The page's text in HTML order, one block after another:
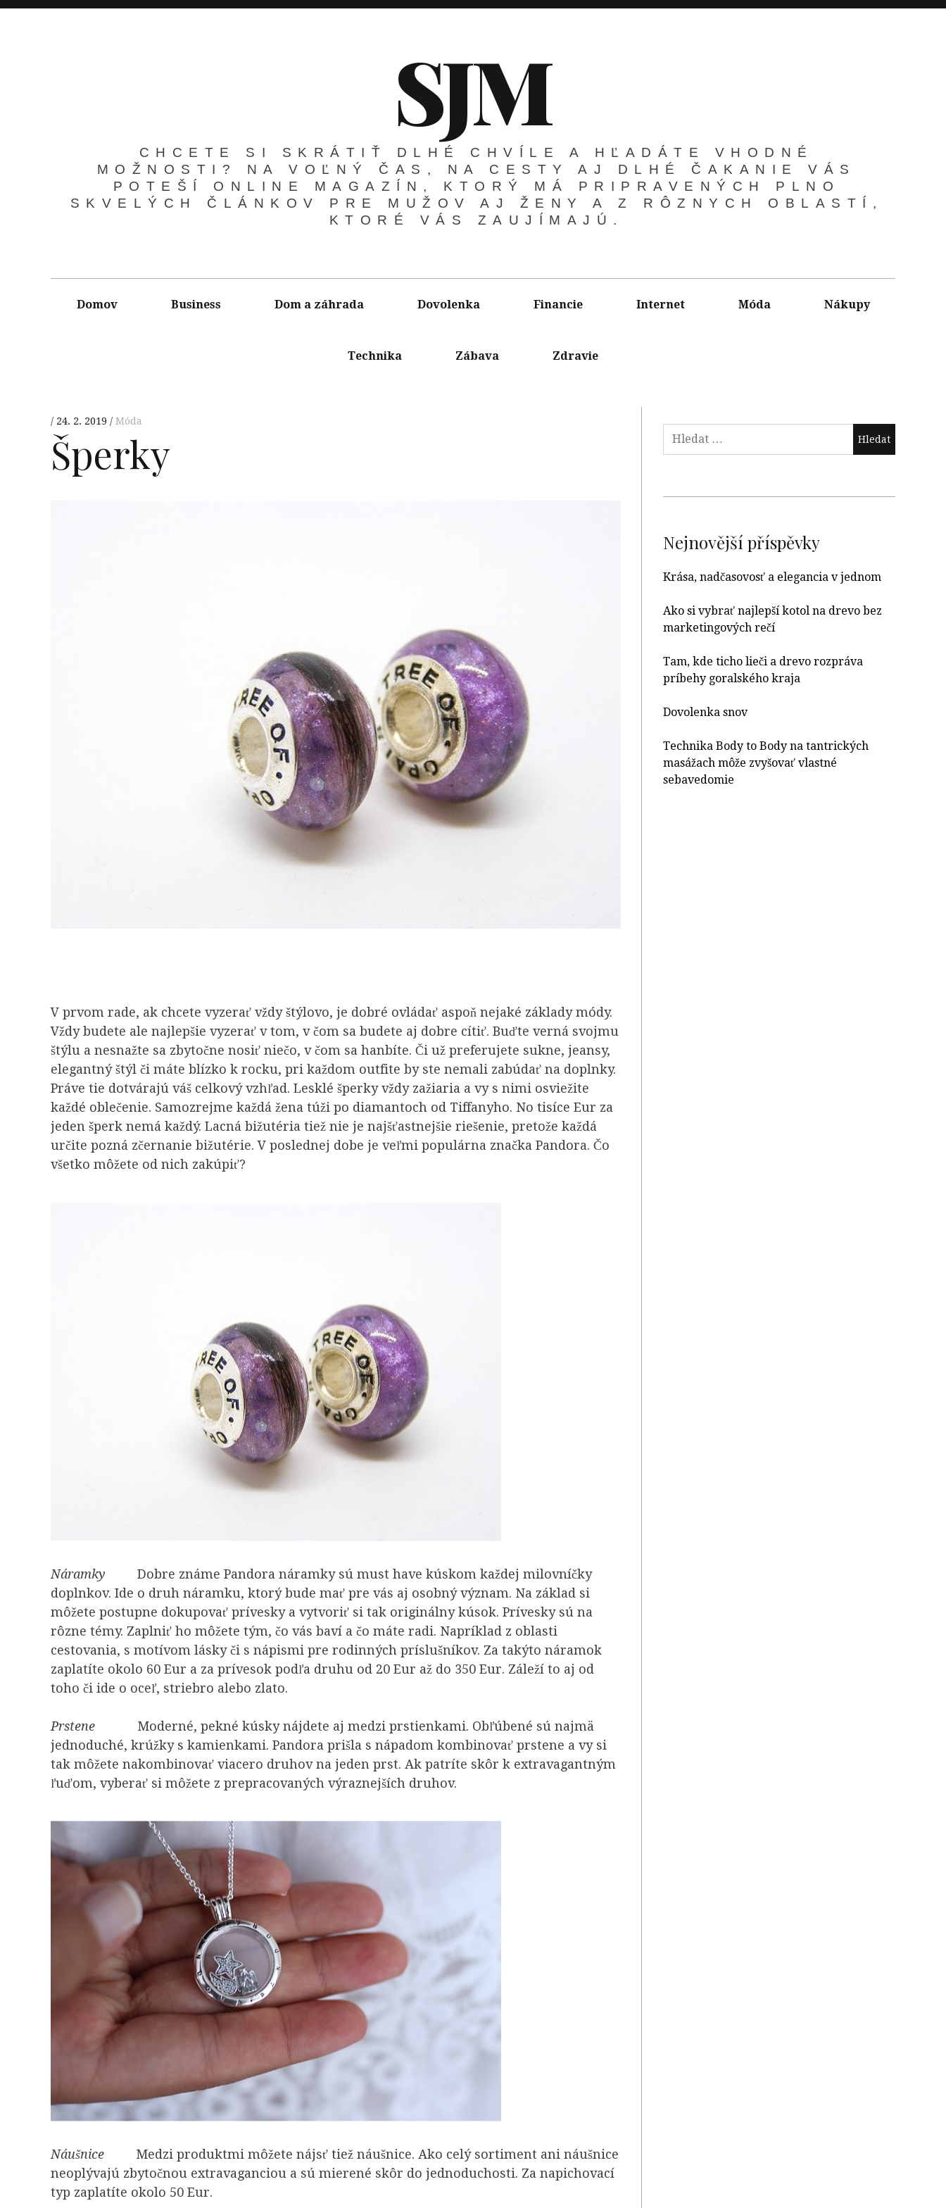
SJM
CHCETE SI SKRÁTIŤ DLHÉ CHVÍLE A HĽADÁTE VHODNÉ
MOŽNOSTI? NA VOĽNÝ ČAS, NA CESTY AJ DLHÉ ČAKANIE VÁS
POTEŠÍ ONLINE MAGAZÍN, KTORÝ MÁ PRIPRAVENÝCH PLNO
SKVELÝCH ČLÁNKOV PRE MUŽOV AJ ŽENY A Z RÔZNYCH OBLASTÍ,
KTORÉ VÁS ZAUJÍMAJÚ.
Domov Business Dom a záhrada Dovolenka Financie Internet Móda Nákupy
Technika Zábava Zdravie
24. 2. 2019 Móda
Šperky
V prvom rade, ak chcete vyzerať vždy štýlovo, je dobré ovládať aspoň nejaké základy módy.
Vždy budete ale najlepšie vyzerať v tom, v čom sa budete aj dobre cítiť. Buďte verná svojmu
štýlu a nesnažte sa zbytočne nosiť niečo, v čom sa hanbíte. Či už preferujete sukne, jeansy,
elegantný štýl či máte blízko k rocku, pri každom outfite by ste nemali zabúdať na doplnky.
Práve tie dotvárajú váš celkový vzhľad. Lesklé šperky vždy zažiaria a vy s nimi osviežite
každé oblečenie. Samozrejme každá žena túži po diamantoch od Tiffanyho. No tisíce Eur za
jeden šperk nemá každý. Lacná bižutéria tiež nie je najšťastnejšie riešenie, pretože každá
určite pozná zčernanie bižutérie. V poslednej dobe je veľmi populárna značka Pandora. Čo
všetko môžete od nich zakúpiť?
Náramky Dobre známe Pandora náramky sú must have kúskom každej milovníčky
doplnkov. Ide o druh náramku, ktorý bude mať pre vás aj osobný význam. Na základ si
môžete postupne dokupovať prívesky a vytvoriť si tak originálny kúsok. Prívesky sú na
rôzne témy. Zaplniť ho môžete tým, čo vás baví a čo máte radi. Napríklad z oblasti
cestovania, s motívom lásky či s nápismi pre rodinných príslušníkov. Za takýto náramok
zaplatíte okolo 60 Eur a za prívesok podľa druhu od 20 Eur až do 350 Eur. Záleží to aj od
toho či ide o oceľ, striebro alebo zlato.
Prstene Moderné, pekné kúsky nájdete aj medzi prstienkami. Obľúbené sú najmä
jednoduché, krúžky s kamienkami. Pandora prišla s nápadom kombinovať prstene a vy si
tak môžete nakombinovať viacero druhov na jeden prst. Ak patríte skôr k extravagantným
ľuďom, vyberať si môžete z prepracovaných výraznejších druhov.
Náušnice Medzi produktmi môžete nájsť tiež náušnice. Ako celý sortiment ani náušnice
neoplývajú zbytočnou extravaganciou a sú mierené skôr do jednoduchosti. Za napichovací
typ zaplatíte okolo 50 Eur.
Nejnovější příspěvky
Krása, nadčasovosť a elegancia v jednom
Ako si vybrať najlepší kotol na drevo bez
marketingových rečí
Tam, kde ticho lieči a drevo rozpráva
príbehy goralského kraja
Dovolenka snov
Technika Body to Body na tantrických
masážach môže zvyšovať vlastné
sebavedomie